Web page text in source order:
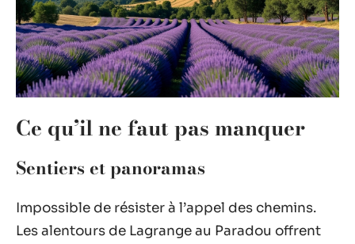
Ce qu’il ne faut pas manquer
Sentiers et panoramas
Impossible de résister à l’appel des chemins.
Les alentours de Lagrange au Paradou offrent